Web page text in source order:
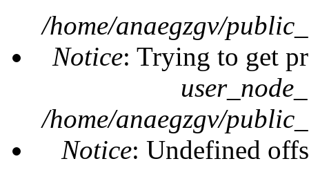
/home/anaegzgv/
Notice: Trying to get
/home/anaegzgv/
Notice: Undefined